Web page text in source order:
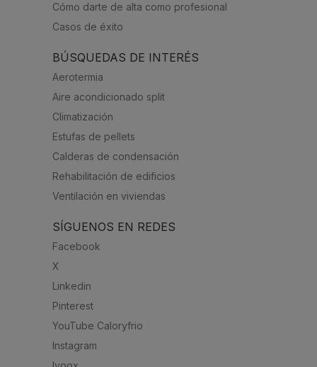
Cómo darte de alta como profesional
Casos de éxito
BÚSQUEDAS DE INTERÉS
Aerotermia
Aire acondicionado split
Climatización
Estufas de pellets
Calderas de condensación
Rehabilitación de edificios
Ventilación en viviendas
SÍGUENOS EN REDES
Facebook
X
Linkedin
Pinterest
YouTube Caloryfrio
Instagram